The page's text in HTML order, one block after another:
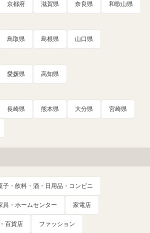
京都府 滋賀県 奈良県 和歌山県
鳥取県 島根県 山口県
愛媛県 高知県
長崎県 熊本県 大分県 宮崎県
子・飲料・酒・日用品・コンビニ
具・ホームセンター 家電店
百貨店 ファッション